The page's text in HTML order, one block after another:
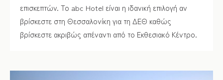
επισκεπτών. Το abc Hotel είναι η ιδανική επιλογή αν
βρίσκεστε στη Θεσσαλονίκη για τη ΔΕΘ καθώς
βρίσκεστε ακριβώς απέναντι από το Εκθεσιακό Κέντρο.